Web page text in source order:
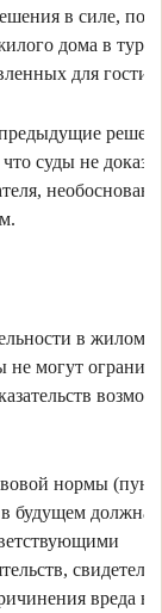
в силе,
дома в
для
суды не
в жилом
не могут
нормы
будущем должна
вреда в